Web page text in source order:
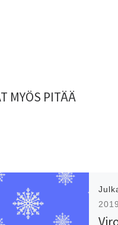
MYÖS PITÄÄ
2019